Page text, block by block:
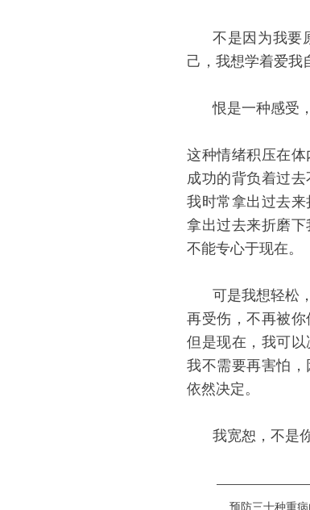
不是因为我要
己，我想学着爱我
恨是一种感受
这种情绪积压在
成功的背负着过
我时常拿出过去
拿出过去来折磨
不能专心于现在。
可是我想轻松
再受伤，不再被你
但是现在，我可以
我不需要再害怕
依然决定。
我宽恕，不是
预防三十种重